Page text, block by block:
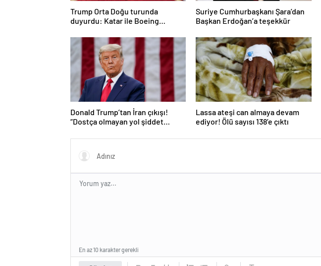
Trump Orta Doğu turunda
duyurdu: Katar ile Boeing
anlaşma
Suriye Cumhurbaşkanı Şara’dan
Başkan Erdoğan’a teşekkür
Donald Trump’tan İran çıkışı!
“Dostça olmayan yol şiddet
istemiyorum”
Lassa ateşi can almaya devam
ediyor! Ölü sayısı 138’e çıktı
En az 10 karakter gerekli